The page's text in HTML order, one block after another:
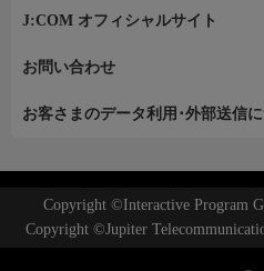
J:COM オフィシャルサイト
お問い合わせ
お客さまのデータ利用･外部送信
Copyright ©Interactive Program
Copyright ©Jupiter